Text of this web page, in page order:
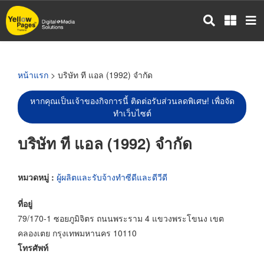
ข้าม
ไป
หน้าแรก > บริษัท ที แอล (1992) จำกัด
หากคุณเป็นเจ้าของกิจการนี้ ติดต่อรับส่วนลดพิเศษ! เพื่อจัด
ทำเว็บไซต์
บริษัท ที แอล (1992) จำกัด
หมวดหมู่ : ผู้ผลิตและรับจ้างทำซีดีและดีวีดี
ที่อยู่
79/170-1 ซอยภูมิจิตร ถนนพระราม 4 แขวงพระโขนง เขต
คลองเตย กรุงเทพมหานคร 10110
โทรศัพท์